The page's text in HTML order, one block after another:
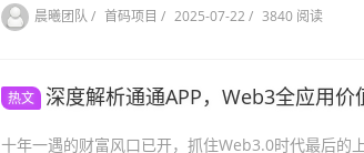
晨曦团队 / 首码项目 / 2025-07-22 / 3840 阅读
热文 深度解析通通APP，Web3全应用价
十年一遇的财富风口已开，抓住Web3.0时代最后的